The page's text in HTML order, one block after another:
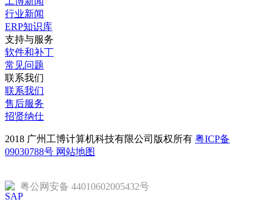
行业新闻
ERP知识库
支持与服务
软件和补丁
常见问题
联系我们
联系我们
售后服务
招贤纳仕
2018 广州工博计算机科技有限公司版权所有 粤ICP备
09030788号 网站地图
粤公网安备 44010602005432号